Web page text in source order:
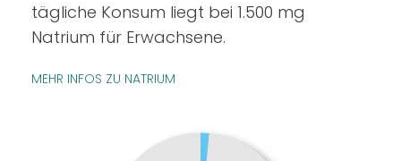
tägliche Konsum liegt bei 1.500 mg
Natrium für Erwachsene.
MEHR INFOS ZU NATRIUM